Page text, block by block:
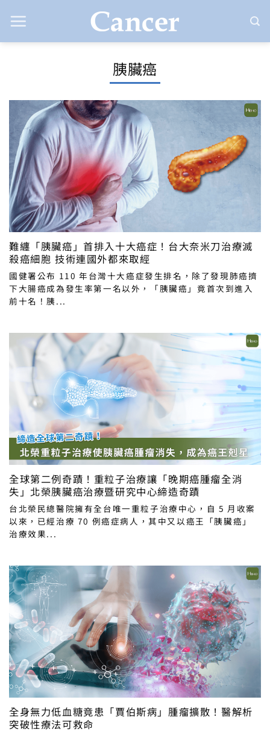
to
胰臟癌
難纏「胰臟癌」首排入十大癌症！台大奈米刀治療滅
殺癌細胞 技術連國外都來取經
國健署公布 110 年台灣十大癌症發生排名，除了發現肺癌擠
下大腸癌成為發生率第一名以外，「胰臟癌」竟首次到進入
前十名！胰...
全球第二例奇蹟！重粒子治療讓「晚期癌腫瘤全消
失」北榮胰臟癌治療暨研究中心締造奇蹟
台北榮民總醫院擁有全台唯一重粒子治療中心，自 5 月收案
以來，已經治療 70 例癌症病人，其中又以癌王「胰臟癌」
治療效果...
全身無力低血糖竟患「賈伯斯病」腫瘤擴散！醫解析
突破性療法可救命